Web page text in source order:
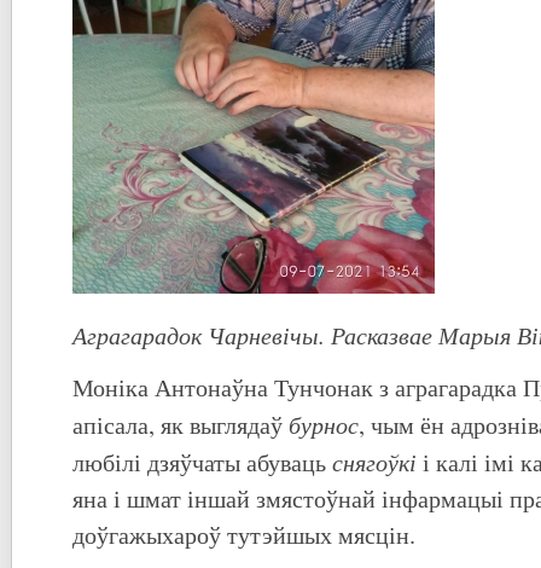
Аграгарадок Чарневічы. Расказвае Марыя
Моніка Антонаўна Тунчонак з аграгарадка
апісала, як выглядаў бурнос, чым ён
любілі дзяўчаты абувацьснягоўкі і калі імі
яна і шмат іншай змястоўнай інфармацыі
доўгажыхароў тутэйшых мясцін.